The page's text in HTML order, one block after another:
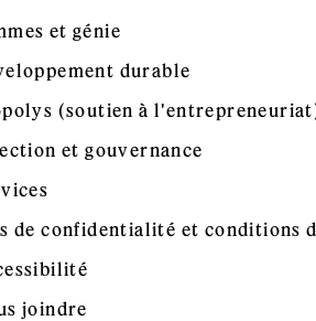
et génie
durable
(soutien à
et gouvernance
de confidentialité et conditions
joindre